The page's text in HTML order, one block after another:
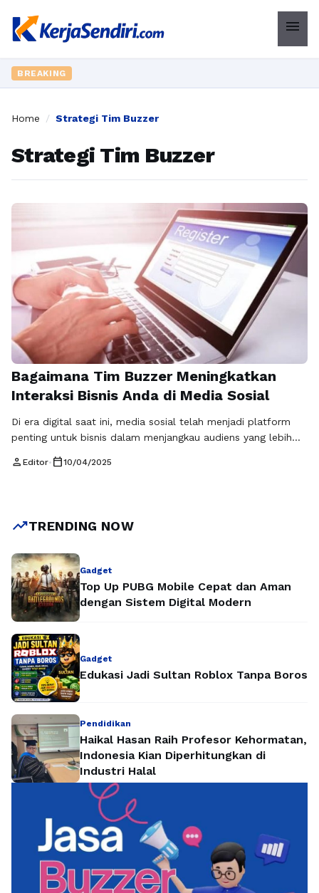
menu
BREAKING
Home / Strategi Tim Buzzer
Strategi Tim Buzzer
Bagaimana Tim Buzzer Meningkatkan
Interaksi Bisnis Anda di Media Sosial
Di era digital saat ini, media sosial telah menjadi platform
penting untuk bisnis dalam menjangkau audiens yang lebih
buzzer adalah layanan yang menawarkan dukungan dalam
person Editor• calendar_today10/04/2025
trending_upTRENDING NOW
Gadget
Top Up PUBG Mobile Cepat dan Aman
dengan Sistem Digital Modern
Gadget
Edukasi Jadi Sultan Roblox Tanpa Boros
Pendidikan
Haikal Hasan Raih Profesor Kehormatan,
Indonesia Kian Diperhitungkan di
Industri Halal